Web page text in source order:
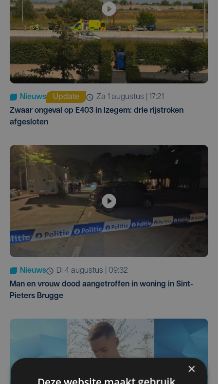
Nieuws Update
za 1 augustus | 17:21
Zwaar ongeval op E403 in Izegem: drie rijstroken
afgesloten
Nieuws
di 4 augustus | 09:32
Man en vrouw dood aangetroffen in woning in Sint-
Pieters Brugge
×